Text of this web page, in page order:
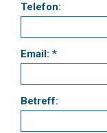
Telefon:
Email: *
Betreff: